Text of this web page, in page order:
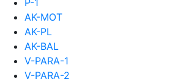
P-1
AK-MOT
AK-PL
AK-BAL
V-PARA-1
V-PARA-2